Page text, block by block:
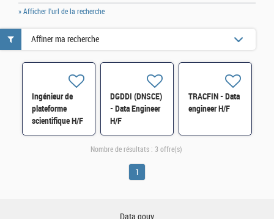
» Afficher l'url de la recherche
Ingénieur de
plateforme
scientifique H/F
DGDDI (DNSCE)
- Data Engineer
H/F
TRACFIN - Data
engineer H/F
Affiner ma recherche
Nombre de résultats : 3 offre(s)
1